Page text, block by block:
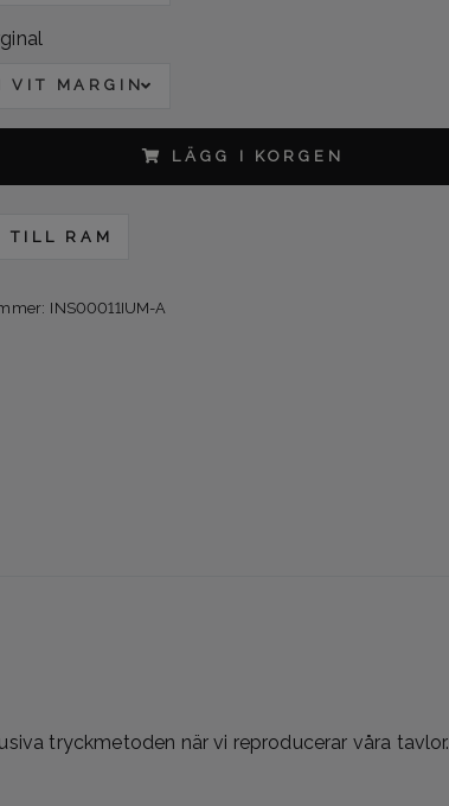
VIT MARGINAL
LÄGG I KORGEN
TILL RAM
INS00011IUM-A
tryckmetoden när vi reproducerar våra tavlor.